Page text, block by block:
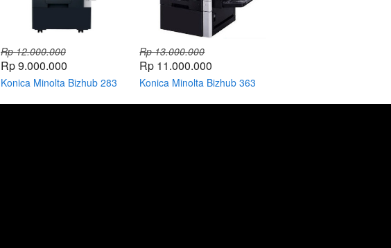
Rp 12.000.000
Rp 9.000.000
Konica Minolta Bizhub 283
Rp 13.000.000
Rp 11.000.000
Konica Minolta Bizhub 363